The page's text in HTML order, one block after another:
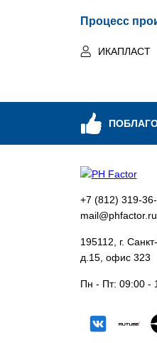
Процесс
ИКАПЛАСТ
+7 (812) 319-
mail@phfactor.ru
195112, г.
д.15, офис 323
Пн - Пт: 09:00 -